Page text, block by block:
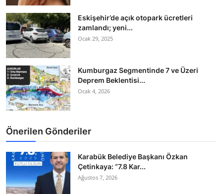
Eskişehir’de açık otopark ücretleri
zamlandı; yeni...
Ocak 29, 2025
Kumburgaz Segmentinde 7 ve Üzeri
Deprem Beklentisi...
Ocak 4, 2026
Önerilen Gönderiler
Karabük Belediye Başkanı Özkan
Çetinkaya: “7.8 Kar...
Ağustos 7, 2026